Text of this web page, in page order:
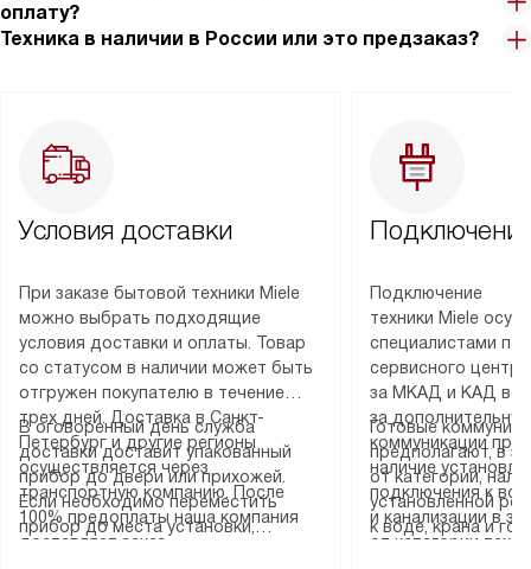
оплату?
Техника в наличии в России или это предзаказ?
Условия доставки
При заказе бытовой техники Miele
можно выбрать подходящие
условия доставки и оплаты. Товар
со статусом в наличии может быть
отгружен покупателю в течение
трех дней. Доставка в Санкт-
Петербург и другие регионы
осуществляется через
транспортную компанию. После
100% предоплаты наша компания
доставляет заказ
В оговоренный день служба
доставки доставит упакованный
прибор до двери или прихожей.
Если необходимо переместить
прибор до места установки,
Подключение
техники Miele
специалистами
сервисного
за МКАД и КАД
за
коммуникации
наличие
подключения к
и канализации в
от категории
Готовые
предполагают, в
от категории,
установленной
к воде, крана и